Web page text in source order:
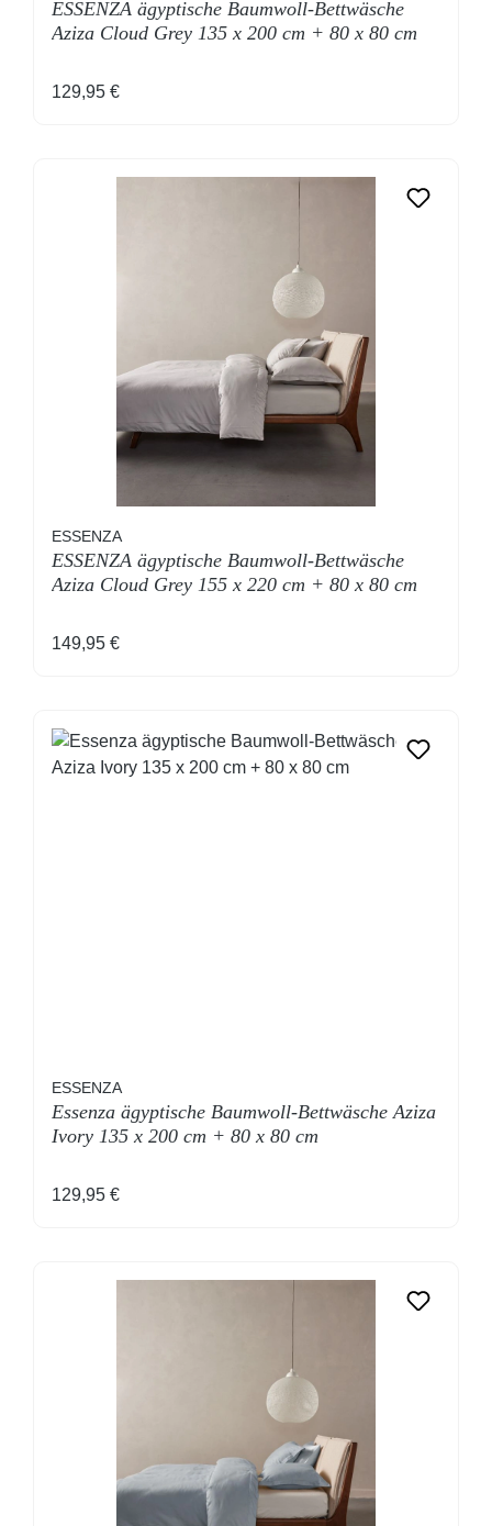
ESSENZA ägyptische Baumwoll-Bettwäsche
Aziza Cloud Grey 135 x 200 cm + 80 x 80 cm
Regulärer Preis:
129,95 €
ESSENZA
ESSENZA ägyptische Baumwoll-Bettwäsche
Aziza Cloud Grey 155 x 220 cm + 80 x 80 cm
Regulärer Preis:
149,95 €
ESSENZA
Essenza ägyptische Baumwoll-Bettwäsche Aziza
Ivory 135 x 200 cm + 80 x 80 cm
Regulärer Preis:
129,95 €